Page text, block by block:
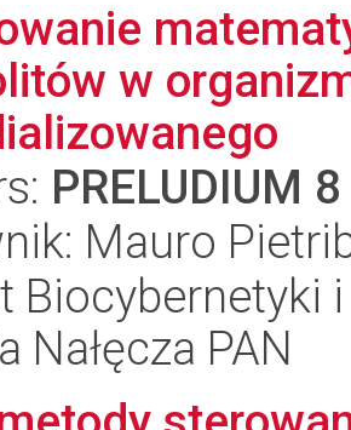
w
PRELUDIUM 8
Mauro
Biocybernetyki
Nałęcza PAN